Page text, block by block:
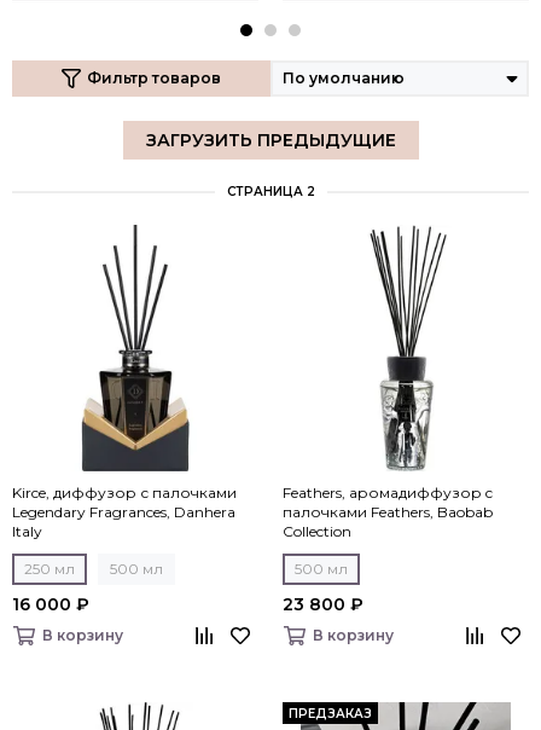
Фильтр товаров
ЗАГРУЗИТЬ ПРЕДЫДУЩИЕ
СТРАНИЦА 2
Kirce, диффузор с палочками
Legendary Fragrances, Danhera
Italy
250 мл 500 мл
16 000 ₽
В корзину
Feathers, аромадиффузор c
палочками Feathers, Baobab
Collection
500 мл
23 800 ₽
В корзину
ПРЕДЗАКАЗ